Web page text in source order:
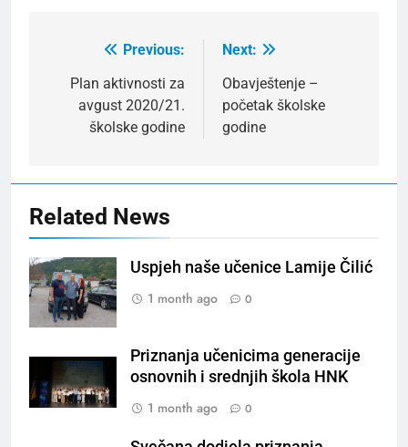
navigation
Previous:
Plan aktivnosti za
avgust 2020/21.
školske godine
Next:
Obavještenje –
početak školske
godine
Related News
Uspjeh naše učenice Lamije Čilić
1 month ago
0
Priznanja učenicima generacije
osnovnih i srednjih škola HNK
1 month ago
0